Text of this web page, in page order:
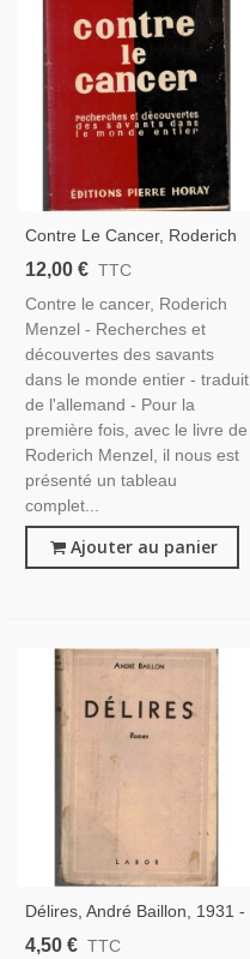
Contre Le Cancer, Roderich
Menzel, 1954 - Cancer En
Anticancéreuses,
12,00 € TTC
Contre le cancer, Roderich
Menzel - Recherches et
découvertes des savants
dans le monde entier - traduit
de l'allemand - Pour la
première fois, avec le livre de
Roderich Menzel, il nous est
présenté un tableau
complet...
Ajouter au panier
Délires, André Baillon, 1931 -
Folie, Psychiatrie
4,50 € TTC